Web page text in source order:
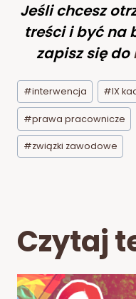
Jeśli chcesz
treści i być na
zapisz się do
Tagi
wpisu:
#interwencja #IX
#prawa pracownicze
#związki zawodowe
Czytaj